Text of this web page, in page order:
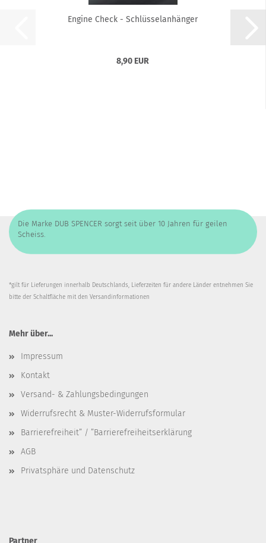
Engine Check - Schlüsselanhänger
8,90 EUR
Die Marke DUB SPENCER sorgt seit über 10 Jahren für geilen
Scheiss.
*gilt für Lieferungen innerhalb Deutschlands, Lieferzeiten für andere Länder entnehmen Sie
bitte der Schaltfläche mit den Versandinformationen
Mehr über...
Impressum
Kontakt
Versand- & Zahlungsbedingungen
Widerrufsrecht & Muster-Widerrufsformular
Barrierefreiheit” / ”Barrierefreiheitserklärung
AGB
Privatsphäre und Datenschutz
Partner